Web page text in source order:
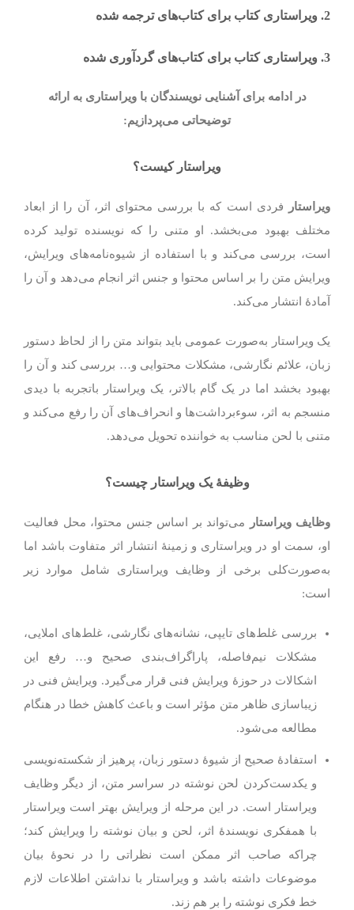
2. ویراستاری کتاب برای کتاب‌های ترجمه شده
3. ویراستاری کتاب برای کتاب‌های گردآوری شده
در ادامه برای آشنایی نویسندگان با ویراستاری به ارائه
توضیحاتی می‌پردازیم:
ویراستار کیست؟
ویراستار
فردی است که با بررسی محتوای اثر، آن را از ابعاد
مختلف بهبود می‌بخشد. او متنی را که نویسنده تولید کرده
است، بررسی می‌کند و با استفاده از شیوه‌نامه‌های ویرایش،
ویرایش متن را بر اساس محتوا و جنس اثر انجام می‌دهد و آن را
آمادهٔ انتشار می‌کند.
یک ویراستار به‌صورت عمومی باید بتواند متن را از لحاظ دستور
زبان، علائم نگارشی، مشکلات محتوایی و… بررسی کند و آن را
بهبود بخشد اما در یک گام بالاتر، یک ویراستار باتجربه با دیدی
منسجم به اثر، سوءبرداشت‌ها و انحراف‌های آن را رفع می‌کند و
متنی با لحن مناسب به خواننده تحویل می‌دهد.
وظیفهٔ یک ویراستار چیست؟
وظایف ویراستار
می‌تواند بر اساس جنس محتوا، محل فعالیت
او، سمت او در ویراستاری و زمینهٔ انتشار اثر متفاوت باشد اما
به‌صورت‌کلی برخی از وظایف ویراستاری شامل موارد زیر
است:
بررسی غلط‌های تایپی، نشانه‌های نگارشی، غلط‌های املایی،
مشکلات نیم‌‌فاصله، پاراگراف‌بندی صحیح و… رفع این
اشکالات در حوزهٔ ویرایش فنی قرار می‌گیرد. ویرایش فنی در
زیباسازی ظاهر متن مؤثر است و باعث کاهش خطا در هنگام
مطالعه می‌شود.
استفادهٔ صحیح از شیوهٔ دستور زبان، پرهیز از شکسته‌نویسی
و یکدست‌کردن لحن نوشته در سراسر متن، از دیگر وظایف
ویراستار است. در این مرحله از ویرایش بهتر است ویراستار
با همفکری نویسندهٔ اثر، لحن و بیان نوشته را ویرایش کند؛
چراکه صاحب اثر ممکن است نظراتی را در نحوهٔ بیان
موضوعات داشته باشد و ویراستار با نداشتن اطلاعات لازم
خط فکری نوشته را بر هم زند.